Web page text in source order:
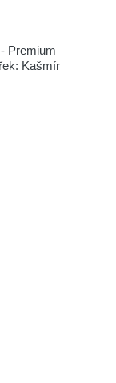
Premium
Kašmír